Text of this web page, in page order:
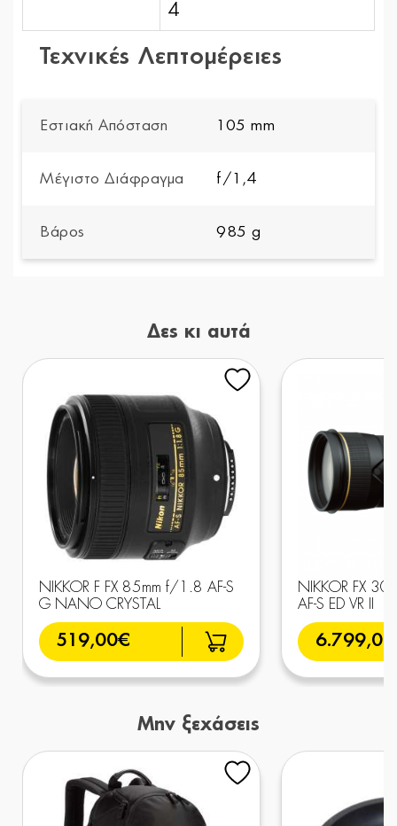
4
Τεχνικές Λεπτομέρειες
Εστιακή Απόσταση 105 mm
Μέγιστο Διάφραγμα f/1,4
Βάρος 985 g
Δες κι αυτά
NIKKOR F FX 85mm f/1.8 AF-S
G NANO CRYSTAL
519,00€
NIKKOR FX
AF-S ED VR II
Μην ξεχάσεις